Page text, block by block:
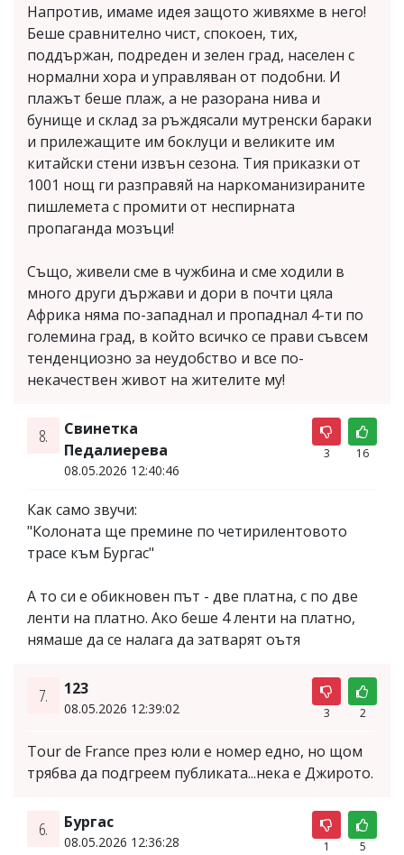
Напротив, имаме идея защото живяхме в него!
Беше сравнително чист, спокоен, тих,
поддържан, подреден и зелен град, населен с
нормални хора и управляван от подобни. И
плажът беше плаж, а не разорана нива и
бунище и склад за ръждясали мутренски бараки
и прилежащите им боклуци и великите им
китайски стени извън сезона. Тия приказки от
1001 нощ ги разправяй на наркоманизираните
пишлемета с промити от неспирната
пропаганда мозъци!
Също, живели сме в чужбина и сме ходили в
много други държави и дори в почти цяла
Африка няма по-западнал и пропаднал 4-ти по
големина град, в който всичко се прави съвсем
тенденциозно за неудобство и все по-
некачествен живот на жителите му!
8.
Свинетка
Педалиерева
08.05.2026 12:40:46
3 16
Как само звучи:
"Колоната ще премине по четирилентовото
трасе към Бургас"
А то си е обикновен път - две платна, с по две
ленти на платно. Ако беше 4 ленти на платно,
нямаше да се налага да затварят оътя
7. 123
08.05.2026 12:39:02 3 2
Tour de France през юли е номер едно, но щом
трябва да подгреем публиката...нека е Джирото.
6. Бургас
08.05.2026 12:36:28 1 5